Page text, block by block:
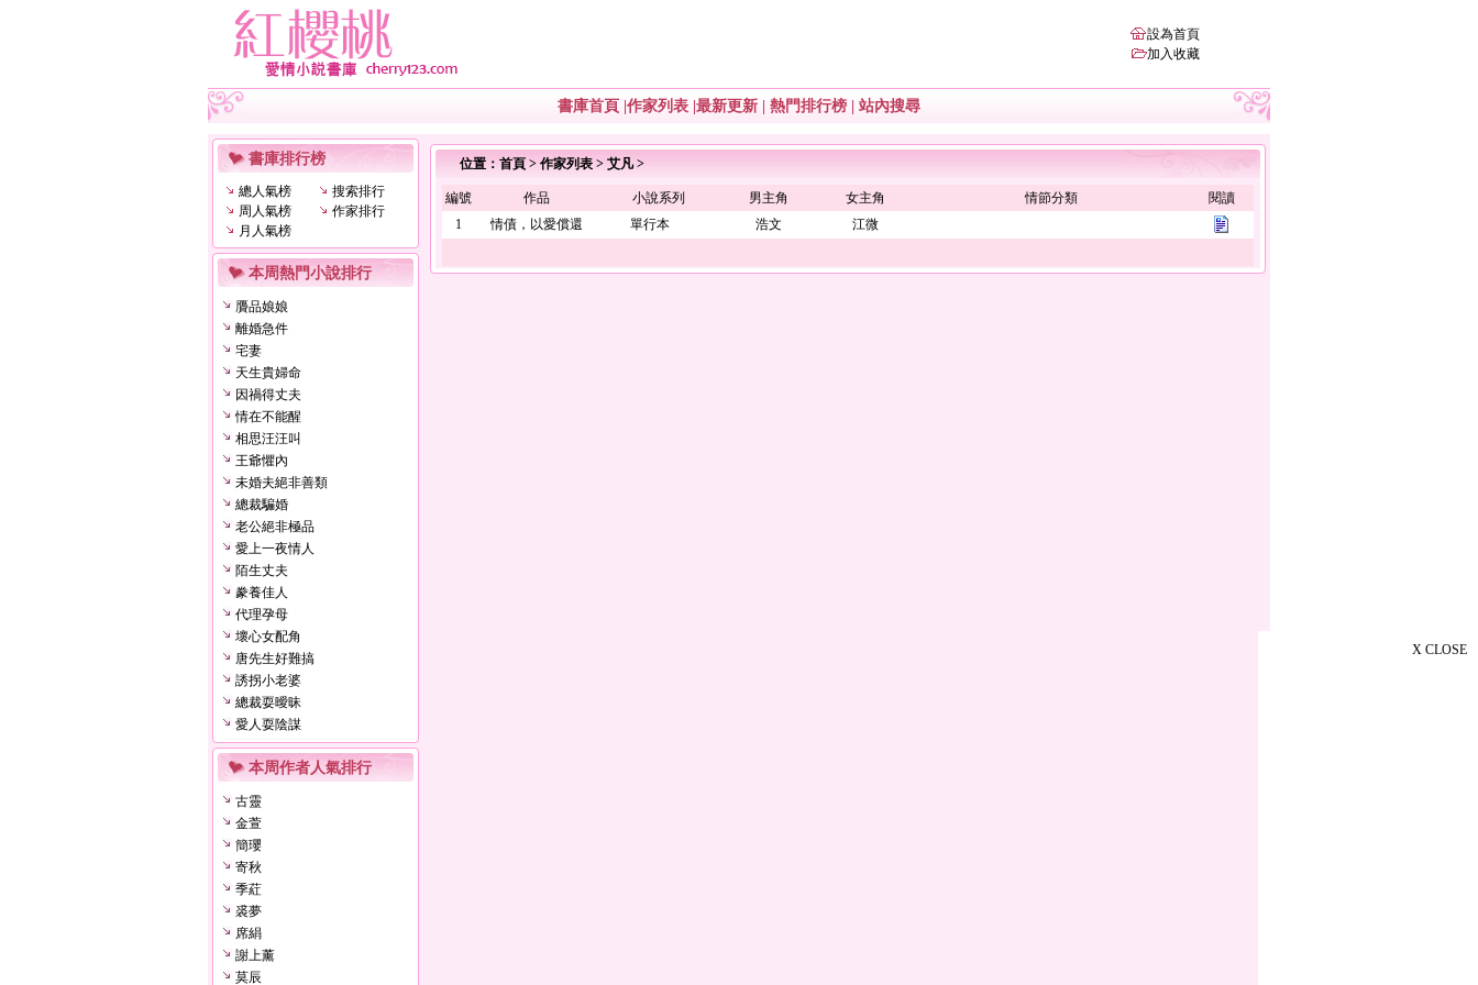
設為首頁
加入收藏
書庫首頁 作家列表 最新更新 熱門排行榜 站內搜尋
X CLOSE
書庫排行榜
總人氣榜
搜索排行
周人氣榜
作家排行
月人氣榜
本周熱門小說排行
贗品娘娘
離婚急件
宅妻
天生貴婦命
因禍得丈夫
情在不能醒
相思汪汪叫
王爺懼內
未婚夫絕非善類
總裁騙婚
老公絕非極品
愛上一夜情人
陌生丈夫
豢養佳人
代理孕母
壞心女配角
唐先生好難搞
誘拐小老婆
總裁耍曖昧
愛人耍陰謀
本周作者人氣排行
古靈
金萱
簡瓔
寄秋
季葒
裘夢
席絹
謝上薰
莫辰
位置： 首頁 > 作家列表 > 艾凡>
編號 作品 小說系列 男主角 女主角 情節分類
閱讀
1
情債，以愛償還 單行本 浩文 江微